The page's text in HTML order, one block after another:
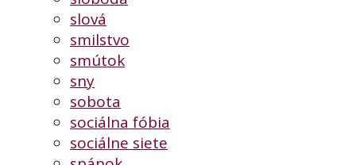
slová
smilstvo
smútok
sny
sobota
sociálna fóbia
sociálne siete